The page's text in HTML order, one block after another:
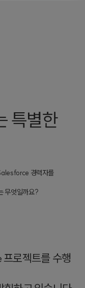
특별한
경력자를
무엇일까요?
로젝트를 수행